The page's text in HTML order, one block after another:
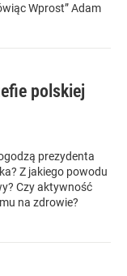
Wprost” Adam
polskiej
prezydenta
Z jakiego powodu
Czy aktywność
na zdrowie?